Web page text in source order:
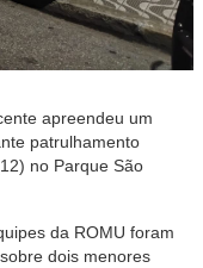
apreendeu um
patrulhamento
no Parque São
da ROMU foram
dois menores